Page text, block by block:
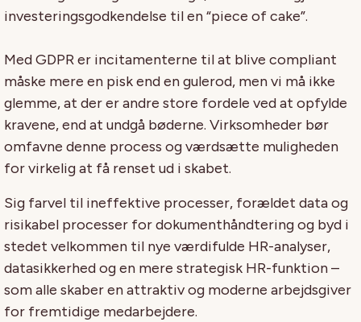
investeringsgodkendelse til en “piece of cake”.
Med GDPR er incitamenterne til at blive compliant
måske mere en pisk end en gulerod, men vi må ikke
glemme, at der er andre store fordele ved at opfylde
kravene, end at undgå bøderne. Virksomheder bør
omfavne denne process og værdsætte muligheden
for virkelig at få renset ud i skabet.
Sig farvel til ineffektive processer, forældet data og
risikabel processer for dokumenthåndtering og byd i
stedet velkommen til nye værdifulde HR-analyser,
datasikkerhed og en mere strategisk HR-funktion –
som alle skaber en attraktiv og moderne arbejdsgiver
for fremtidige medarbejdere.